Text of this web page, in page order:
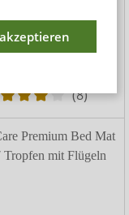
22,00 CHF
20,00 CHF
(8)